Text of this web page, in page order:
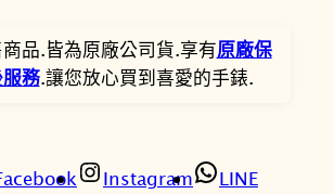
。
。
t
z
C
o
品.皆為原廠公司貨.享有原廠保
務.讓您放心買到喜愛的手錶.
Instagram
LINE